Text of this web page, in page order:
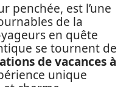
penchée, est l’une
de la
en quête
se tournent de
de vacances à
unique